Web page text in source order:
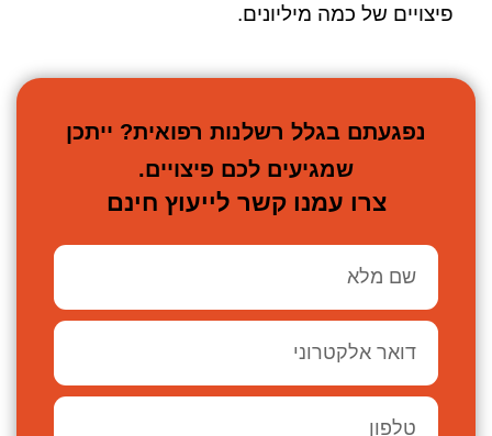
פיצויים של כמה מיליונים.
נפגעתם בגלל רשלנות רפואית? ייתכן
שמגיעים לכם פיצויים.
צרו עמנו קשר לייעוץ חינם